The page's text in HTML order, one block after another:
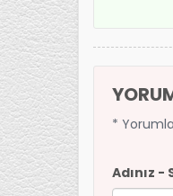
*
Adınız -